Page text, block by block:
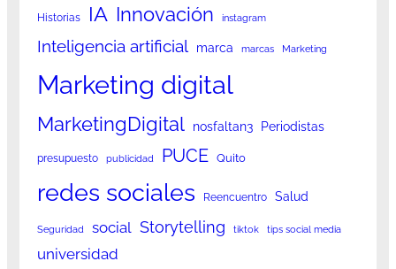
Historias IA Innovación instagram
Inteligencia artificial marca marcas Marketing
Marketing digital
MarketingDigital nosfaltan3 Periodistas
presupuesto publicidad PUCE Quito
redes sociales Reencuentro Salud
Seguridad social Storytelling tiktok tips social media
universidad